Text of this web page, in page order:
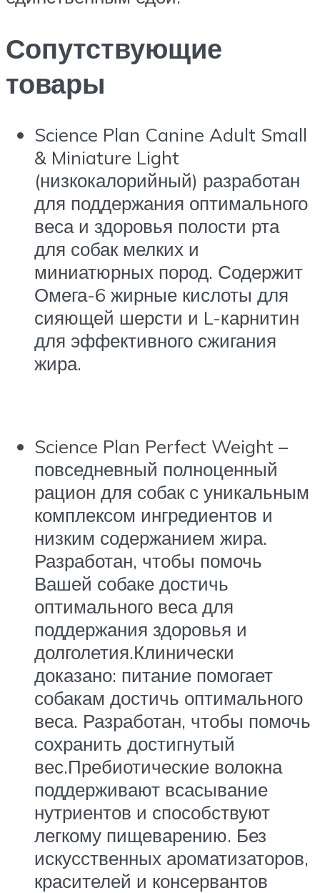
Сопутствующие
товары
Science Plan Canine Adult Small
& Miniature Light
(низкокалорийный) разработан
для поддержания оптимального
веса и здоровья полости рта
для собак мелких и
миниатюрных пород. Содержит
Омега-6 жирные кислоты для
сияющей шерсти и L-карнитин
для эффективного сжигания
жира.
Science Plan Perfect Weight –
повседневный полноценный
рацион для собак с уникальным
комплексом ингредиентов и
низким содержанием жира.
Разработан, чтобы помочь
Вашей собаке достичь
оптимального веса для
поддержания здоровья и
долголетия.Клинически
доказано: питание помогает
собакам достичь оптимального
веса. Разработан, чтобы помочь
сохранить достигнутый
вес.Пребиотические волокна
поддерживают всасывание
нутриентов и способствуют
легкому пищеварению. Без
искусственных ароматизаторов,
красителей и консервантов